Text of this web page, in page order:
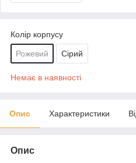
Колір корпусу
Рожевий Сірий
Немає в наявності
Опис Характеристики
Опис